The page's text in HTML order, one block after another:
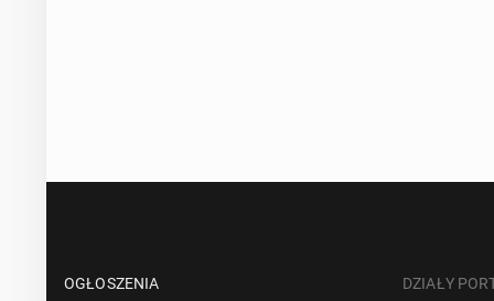
OGŁOSZENIA DZIAŁY